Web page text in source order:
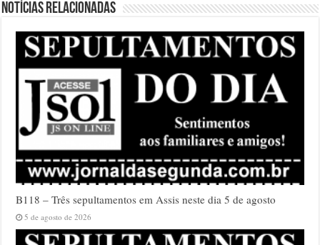
Notícias relacionadas
B118 – Três sepultamentos em Assis neste dia 5 de agosto
5 de agosto de 2026